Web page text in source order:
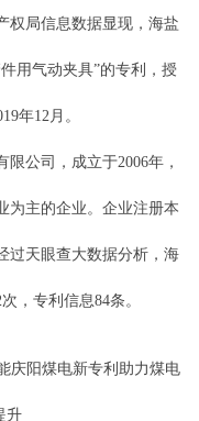
局信息数据显现，海盐
用气动夹具”的专利，授
年12月。
公司，成立于2006年，
为主的企业。企业注册本
过天眼查大数据分析，海
，专利信息84条。
庆阳煤电新专利助力煤电
升